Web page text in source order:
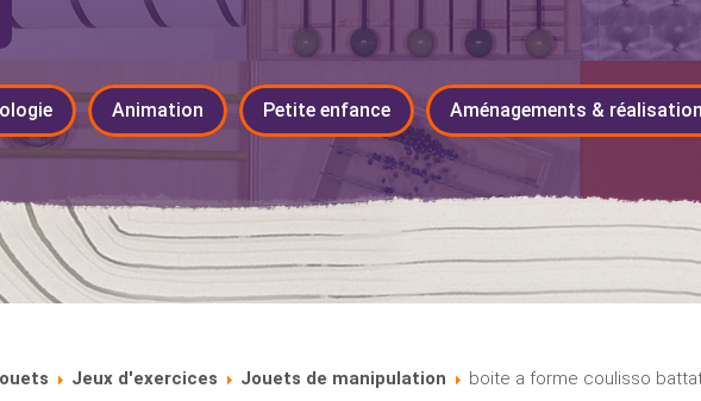
Animation Petite enfance Aménagements &
Jeux d'exercices Jouets de manipulation boite a forme coulisso